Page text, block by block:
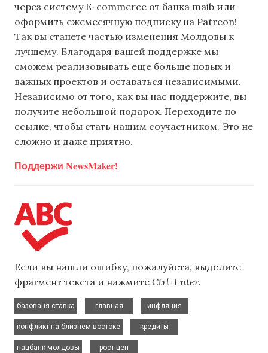
через систему E-commerce от банка maib или
оформить ежемесячную подписку на Patreon!
Так вы станете частью изменения Молдовы к
лучшему. Благодаря вашей поддержке мы
сможем реализовывать еще больше новых и
важных проектов и оставаться независимыми.
Независимо от того, как вы нас поддержите, вы
получите небольшой подарок. Переходите по
ссылке, чтобы стать нашим соучастником. Это не
сложно и даже приятно.
Поддержи NewsMaker!
Если вы нашли ошибку, пожалуйста, выделите
фрагмент текста и нажмите Ctrl+Enter.
базованя ставка
главная
инфляция
конфликт на близнем востоке
кредиты
нацбанк молдовы
рост цен